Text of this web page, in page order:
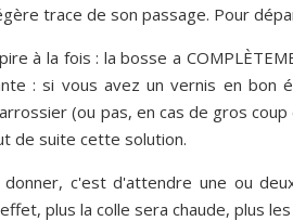
trace de son passage. Pour
à la fois : la bosse a
: si vous avez un vernis en bon
(ou pas, en cas de gros
de suite cette solution.
c'est d'attendre une ou
plus la colle sera chaude, plus